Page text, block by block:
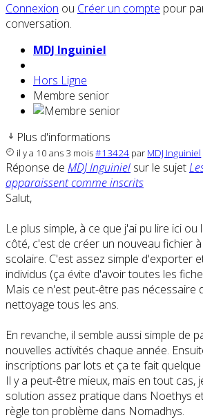
Connexion ou Créer un compte pour
conversation.
MDJ Inguiniel
Hors Ligne
Membre senior
Plus d'informations
il y a 10 ans 3 mois#13424 par MDJ Inguiniel
Réponse de MDJ Inguiniel sur le sujet
apparaissent comme inscrits
Salut,
Le plus simple, à ce que j'ai pu lire ici
côté, c'est de créer un nouveau fichier
scolaire. C'est assez simple d'exporter
individus (ça évite d'avoir toutes les
Mais ce n'est peut-être pas nécessaire
nettoyage tous les ans.
En revanche, il semble aussi simple de
nouvelles activités chaque année.
inscriptions par lots et ça te fait
Il y a peut-être mieux, mais en tout cas,
solution assez pratique dans Noethys
règle ton problème dans Nomadhys.